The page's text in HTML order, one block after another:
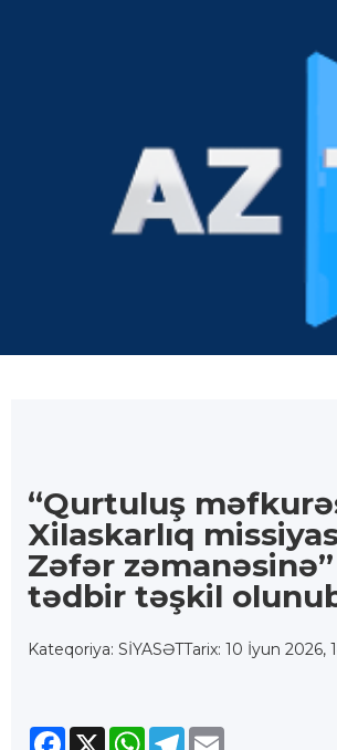
“Qurtuluş
Xilaskarlıq
Zəfər zəmanəsinə”
tədbir təşkil
Kateqoriya: SİYASƏTTarix: 10 İyun 2026,
Facebook
X WhatsApp
Telegram